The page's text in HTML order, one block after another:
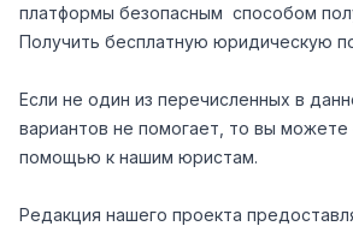
платформы безопасным способом
Получить бесплатную юридическую
Если не один из перечисленных в
вариантов не помогает, то вы можете
помощью к нашим юристам.
Редакция нашего проекта